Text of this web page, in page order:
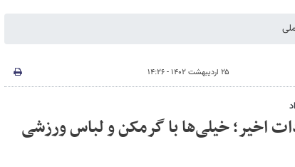
۲۵ اردیبهشت ۱۴۰۲ - ۱۴:۲۶
اخیر؛ خیلی‌ها با گرمکن و لباس ورزشی